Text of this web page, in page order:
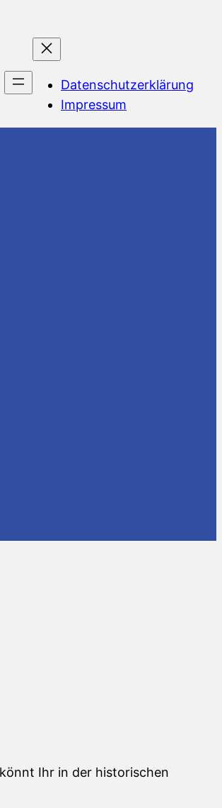
Datenschutzerklärung
Impressum
Ihr in der historischen